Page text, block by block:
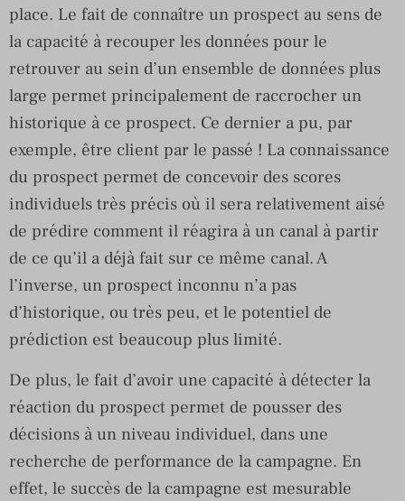
place. Le fait de connaître un prospect au sens de
la capacité à recouper les données pour le
retrouver au sein d’un ensemble de données plus
large permet principalement de raccrocher un
historique à ce prospect. Ce dernier a pu, par
exemple, être client par le passé ! La connaissance
du prospect permet de concevoir des scores
individuels très précis où il sera relativement aisé
de prédire comment il réagira à un canal à partir
de ce qu’il a déjà fait sur ce même canal. A
l’inverse, un prospect inconnu n’a pas
d’historique, ou très peu, et le potentiel de
prédiction est beaucoup plus limité.
De plus, le fait d’avoir une capacité à détecter la
réaction du prospect permet de pousser des
décisions à un niveau individuel, dans une
recherche de performance de la campagne. En
effet, le succès de la campagne est mesurable